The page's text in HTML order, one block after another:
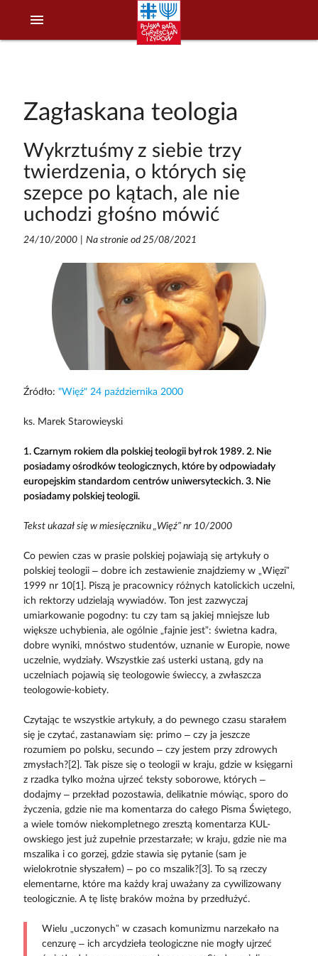
menu
Zagłaskana teologia
Wykrztuśmy z siebie trzy
twierdzenia, o których się
szepce po kątach, ale nie
uchodzi głośno mówić
24/10/2000| Na stronie od 25/08/2021
Źródło: "Więź" 24 października 2000
ks. Marek Starowieyski
1. Czarnym rokiem dla polskiej teologii był rok 1989. 2. Nie
posiadamy ośrodków teologicznych, które by odpowiadały
europejskim standardom centrów uniwersyteckich. 3. Nie
posiadamy polskiej teologii.
Tekst ukazał się w miesięczniku „Więź” nr 10/2000
Co pewien czas w prasie polskiej pojawiają się artykuły o
polskiej teologii – dobre ich zestawienie znajdziemy w „Więzi”
1999 nr 10[1]. Piszą je pracownicy różnych katolickich uczelni,
ich rektorzy udzielają wywiadów. Ton jest zazwyczaj
umiarkowanie pogodny: tu czy tam są jakiej mniejsze lub
większe uchybienia, ale ogólnie „fajnie jest”: świetna kadra,
dobre wyniki, mnóstwo studentów, uznanie w Europie, nowe
uczelnie, wydziały. Wszystkie zaś usterki ustaną, gdy na
uczelniach pojawią się teologowie świeccy, a zwłaszcza
teologowie-kobiety.
Czytając te wszystkie artykuły, a do pewnego czasu starałem
się je czytać, zastanawiam się: primo – czy ja jeszcze
rozumiem po polsku, secundo – czy jestem przy zdrowych
zmysłach?[2]. Tak pisze się o teologii w kraju, gdzie w księgarni
z rzadka tylko można ujrzeć teksty soborowe, których –
dodajmy – przekład pozostawia, delikatnie mówiąc, sporo do
życzenia, gdzie nie ma komentarza do całego Pisma Świętego,
a wiele tomów niekompletnego zresztą komentarza KUL-
owskiego jest już zupełnie przestarzałe; w kraju, gdzie nie ma
mszalika i co gorzej, gdzie stawia się pytanie (sam je
wielokrotnie słyszałem) – po co mszalik?[3]. To są rzeczy
elementarne, które ma każdy kraj uważany za cywilizowany
teologicznie. A tę listę braków można by przedłużyć.
Wielu „uczonych” w czasach komunizmu narzekało na
cenzurę – ich arcydzieła teologiczne nie mogły ujrzeć